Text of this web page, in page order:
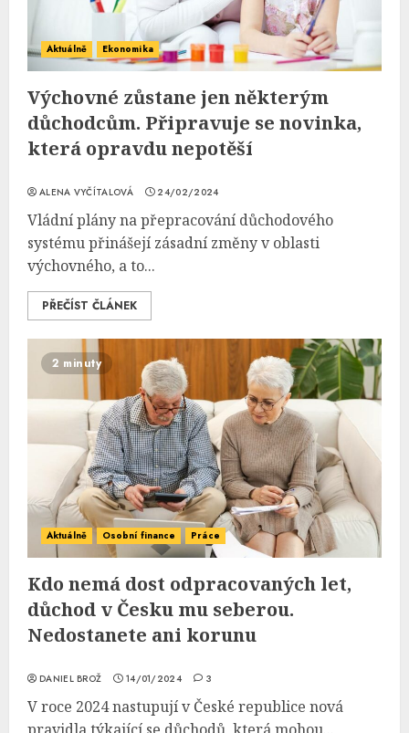
Aktuálně Ekonomika
Výchovné zůstane jen některým
důchodcům. Připravuje se novinka,
která opravdu nepotěší
ALENA VYČÍTALOVÁ 24/02/2024
Vládní plány na přepracování důchodového
systému přinášejí zásadní změny v oblasti
výchovného, a to...
PŘEČÍST ČLÁNEK
2 minuty
Aktuálně Osobní finance Práce
Kdo nemá dost odpracovaných let,
důchod v Česku mu seberou.
Nedostanete ani korunu
DANIEL BROŽ 14/01/2024 3
V roce 2024 nastupují v České republice nová